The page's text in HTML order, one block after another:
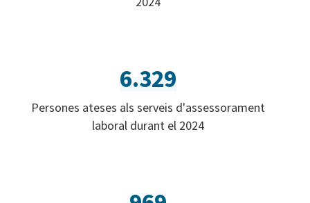
6.329
Persones ateses als serveis d'assessorament
laboral durant el 2024